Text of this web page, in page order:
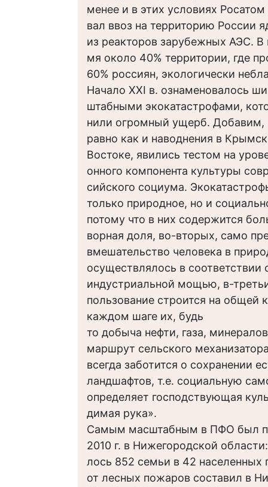
менее и в этих условиях
вал ввоз на территорию России
из реакторов зарубежных АЭС. В
мя около 40% территории, где
60% россиян, экологически
Начало XXI в. ознаменовалось
штабными экокатастрофами,
нили огромный ущерб. Добавим,
равно как и наводнения в
Востоке, явились тестом на
онного компонента культуры
сийского социума.
только природное, но и
потому что в них содержится
ворная доля, во-вторых, само
вмешательство человека в
осуществлялось в соответствии
индустриальной мощью, в-
пользование строится на общей
каждом шаге их, будь
то добыча нефти, газа,
маршрут сельского
всегда заботится о сохранении
ландшафтов, т.е. социальную
определяет господствующая
димая рука».
Самым масштабным в ПФО был
2010 г. в Нижегородской
лось 852 семьи в 42 населенных
от лесных пожаров составил в